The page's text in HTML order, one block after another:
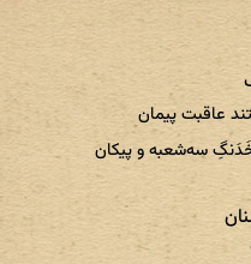
عاقبت پیمان
خَدَنگِ سه‌شعبه و پیکان